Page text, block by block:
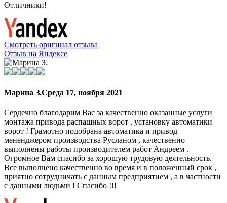
Отличники!
Смотреть оригинал отзыва
Отзыв на Яндексе
Марина З.Среда 17, ноября 2021
Сердечно благодарим Вас за качественно оказанные услуги
монтажа привода распашных ворот , установку автоматики
ворот ! Грамотно подобрана автоматика и привод
мененджером производства Русланом , качественно
выполнены работы производителем работ Андреем .
Огромное Вам спасибо за хорошую трудовую деятельность.
Все выполнено качественно во время и в положенный срок ,
приятно сотрудничать с данным предприятием , а в частности
с данными людьми ! Спасибо !!!